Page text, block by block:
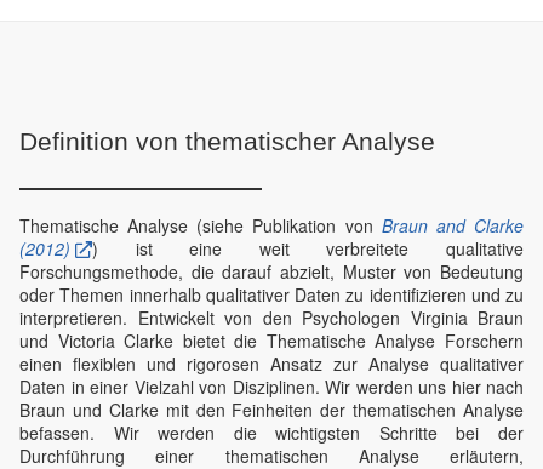
Definition von thematischer Analyse
Thematische Analyse (siehe Publikation von Braun and Clarke
(2012)
) ist eine weit verbreitete qualitative
Forschungsmethode, die darauf abzielt, Muster von Bedeutung
oder Themen innerhalb qualitativer Daten zu identifizieren und zu
interpretieren. Entwickelt von den Psychologen Virginia Braun
und Victoria Clarke bietet die Thematische Analyse Forschern
einen flexiblen und rigorosen Ansatz zur Analyse qualitativer
Daten in einer Vielzahl von Disziplinen. Wir werden uns hier nach
Braun und Clarke mit den Feinheiten der thematischen Analyse
befassen. Wir werden die wichtigsten Schritte bei der
Durchführung einer thematischen Analyse erläutern,